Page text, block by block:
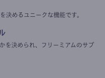
決めるユニークな機能です。
を決められ、フリーミアムのサブ